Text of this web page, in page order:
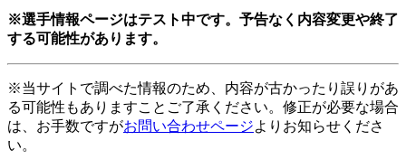
※選手情報ページはテスト中です。予告なく内容変更や終了
する可能性があります。
※当サイトで調べた情報のため、内容が古かったり誤りがあ
る可能性もありますことご了承ください。修正が必要な場合
は、お手数ですがお問い合わせページよりお知らせくださ
い。